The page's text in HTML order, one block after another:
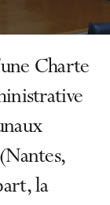
Charte
la